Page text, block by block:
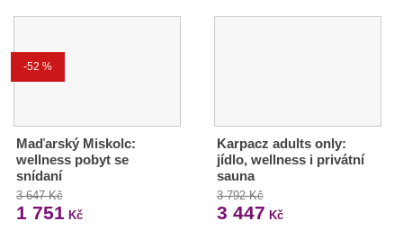
-52 %
Maďarský Miskolc:
wellness pobyt se
snídaní
3 647 Kč
1 751 Kč
Karpacz adults only:
jídlo, wellness i privátní
sauna
3 792 Kč
3 447 Kč